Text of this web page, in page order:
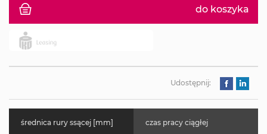
do koszyka
Udostępnij:
średnica rury ssącej [mm] czas pracy ciągłej